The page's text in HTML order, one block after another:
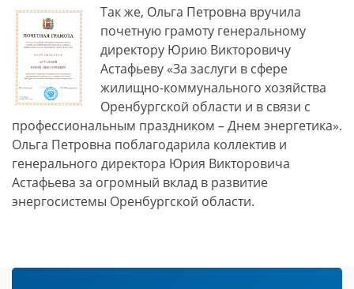
Так же, Ольга Петровна вручила
почетную грамоту генеральному
директору Юрию Викторовичу
Астафьеву «За заслуги в сфере
жилищно-коммунального хозяйства
Оренбургской области и в связи с
профессиональным праздником – Днем энергетика».
Ольга Петровна поблагодарила коллектив и
генерального директора Юрия Викторовича
Астафьева за огромный вклад в развитие
энергосистемы Оренбургской области.